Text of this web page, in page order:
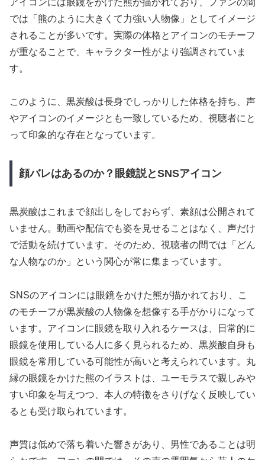
では「熊のように大きくて力強い人物像」としてイメージ
されることが多いです。実際の体格とアイコンのモチーフ
が重なることで、キャラクター性がより強調されていま
す。
このように、黒炭酸は長身でしっかりした体格を持ち、声
やアイコンのイメージとも一致しているため、視聴者にと
って印象的な存在となっています。
顔バレはあるのか？眼鏡説とSNSアイコン
黒炭酸はこれまで顔出しをしておらず、素顔は公開されて
いません。動画や配信でも姿を見せることはなく、声だけ
で活動を続けています。そのため、視聴者の間では「どん
な人物なのか」という関心が常に集まっています。
SNSのアイコンには眼鏡をかけた熊が描かれており、こ
のモチーフが黒炭酸の人物像を想像する手がかりになって
います。アイコンに眼鏡を取り入れるケースは、日常的に
眼鏡を使用している人に多く見られるため、黒炭酸自身も
眼鏡を常用している可能性が高いと考えられています。丸
縁の眼鏡をかけた熊のイラストは、ユーモラスで親しみや
すい印象を与えつつ、本人の特徴をさりげなく反映してい
るとも受け取られています。
声質は低めで落ち着いた響きがあり、男性であることは明